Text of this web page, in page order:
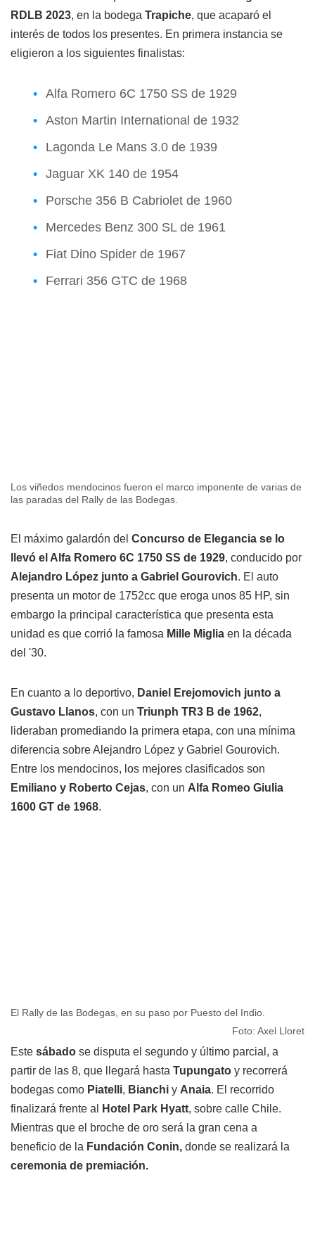
RDLB 2023, en la bodega Trapiche, que acaparó el
interés de todos los presentes. En primera instancia se
eligieron a los siguientes finalistas:
Alfa Romero 6C 1750 SS de 1929
Aston Martin International de 1932
Lagonda Le Mans 3.0 de 1939
Jaguar XK 140 de 1954
Porsche 356 B Cabriolet de 1960
Mercedes Benz 300 SL de 1961
Fiat Dino Spider de 1967
Ferrari 356 GTC de 1968
Los viñedos mendocinos fueron el marco imponente de varias de
las paradas del Rally de las Bodegas.
El máximo galardón del Concurso de Elegancia se lo
llevó el Alfa Romero 6C 1750 SS de 1929, conducido por
Alejandro López junto a Gabriel Gourovich. El auto
presenta un motor de 1752cc que eroga unos 85 HP, sin
embargo la principal característica que presenta esta
unidad es que corrió la famosa Mille Miglia en la década
del '30.
En cuanto a lo deportivo, Daniel Erejomovich junto a
Gustavo Llanos, con un Triunph TR3 B de 1962,
lideraban promediando la primera etapa, con una mínima
diferencia sobre Alejandro López y Gabriel Gourovich.
Entre los mendocinos, los mejores clasificados son
Emiliano y Roberto Cejas, con un Alfa Romeo Giulia
1600 GT de 1968.
El Rally de las Bodegas, en su paso por Puesto del Indio.
Foto: Axel Lloret
Este sábado se disputa el segundo y último parcial, a
partir de las 8, que llegará hasta Tupungato y recorrerá
bodegas como Piatelli, Bianchi y Anaia. El recorrido
finalizará frente al
Hotel Park Hyatt, sobre calle Chile.
Mientras que el broche de oro será la gran cena a
beneficio de la Fundación Conin, donde se realizará la
ceremonia de premiación.